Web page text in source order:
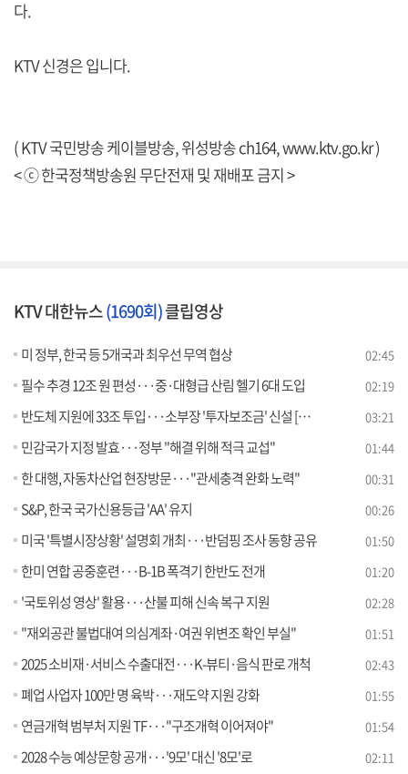
다.
KTV 신경은 입니다.
( KTV 국민방송 케이블방송, 위성방송 ch164,www.ktv.go.kr)
< ⓒ 한국정책방송원 무단전재 및 재배포 금지 >
KTV 대한뉴스(1690회)클립영상
미 정부, 한국 등 5개국과 최우선 무역 협상 02:45
필수 추경 12조 원 편성···중·대형급 산림 헬기 6대 도입 02:19
반도체 지원에 33조 투입···소부장 '투자보조금' 신설 [뉴스의 맥] 03:21
민감국가 지정 발효···정부 "해결 위해 적극 교섭" 01:44
한 대행, 자동차산업 현장방문···"관세충격 완화 노력" 00:31
S&P, 한국 국가신용등급 'AA' 유지 00:26
미국 '특별시장상황' 설명회 개최···반덤핑 조사 동향 공유 01:50
한미 연합 공중훈련···B-1B 폭격기 한반도 전개 01:20
'국토위성 영상' 활용···산불 피해 신속 복구 지원 02:28
"재외공관 불법대여 의심계좌·여권 위변조 확인 부실" 01:51
2025 소비재·서비스 수출대전···K-뷰티·음식 판로 개척 02:43
폐업 사업자 100만 명 육박···재도약 지원 강화 01:55
연금개혁 범부처 지원 TF···"구조개혁 이어져야" 01:54
2028 수능 예상문항 공개···'9모' 대신 '8모'로 02:11